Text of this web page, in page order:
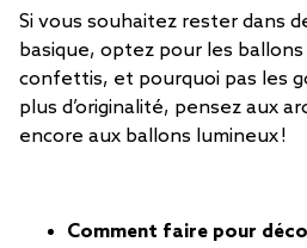
Si vous souhaitez rester dans
basique, optez pour les
confettis, et pourquoi pas les
plus d’originalité, pensez aux
encore aux ballons lumineux !
Comment faire pour